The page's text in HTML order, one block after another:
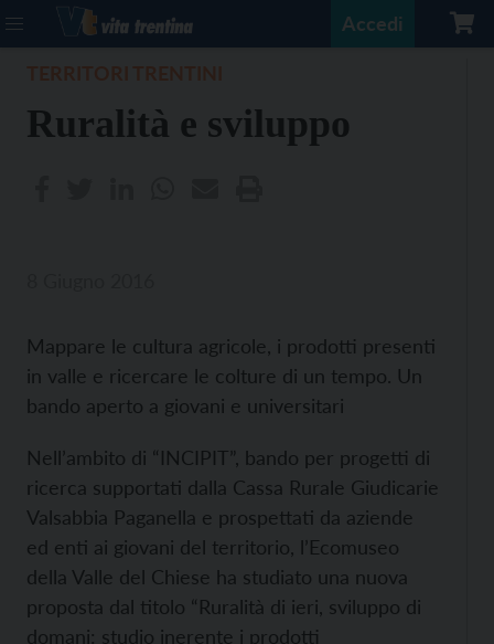
Accedi
Ruralità e sviluppo
Mappare le cultura agricole, i prodotti presenti
in valle e ricercare le colture di un tempo. Un
bando aperto a giovani e universitari
Nell’ambito di “INCIPIT”, bando per progetti di
ricerca supportati dalla Cassa Rurale Giudicarie
Valsabbia Paganella e prospettati da aziende
ed enti ai giovani del territorio, l’Ecomuseo
della Valle del Chiese ha studiato una nuova
proposta dal titolo “Ruralità di ieri, sviluppo di
domani: studio inerente i prodotti